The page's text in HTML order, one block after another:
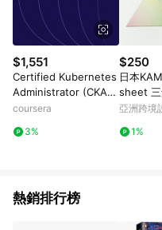
則請以點數紅包活動說明為準
頁面後才首次下載 Pinkoi APP
上，首次下載 Pinkoi APP 後
面，方享導購資格。
$1,551
Certified Kubernetes
Administrator (CKA):
Unit 3
coursera
3%
$250
日本
sheet
漸層
亞洲跨境
1%
熱銷排行榜